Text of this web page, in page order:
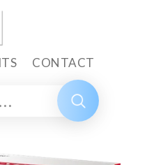
CONTACT